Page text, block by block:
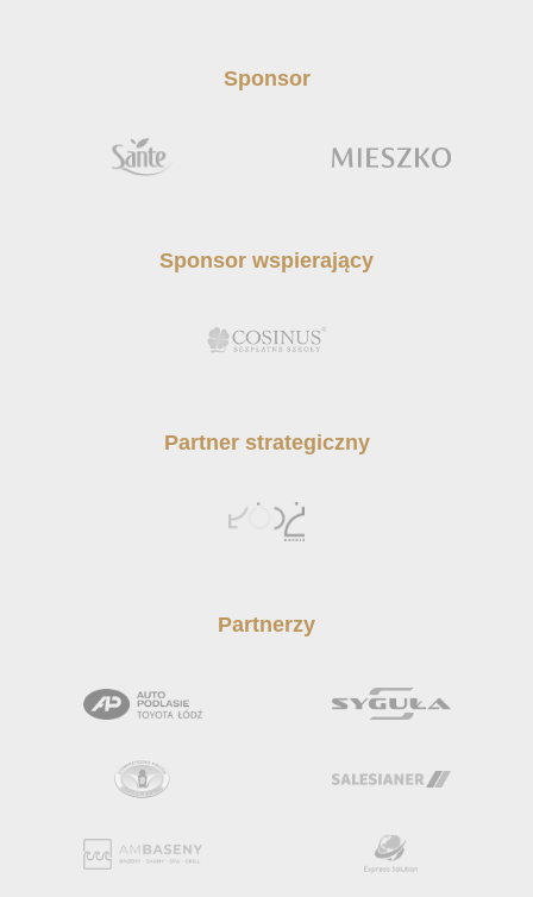
Sponsor
Sponsor wspierający
Partner strategiczny
Partnerzy